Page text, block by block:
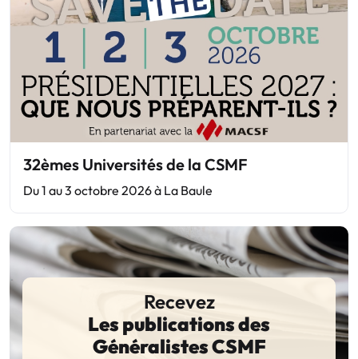
32èmes Universités de la CSMF
Du 1 au 3 octobre 2026 à La Baule
Recevez
Les publications des
Généralistes CSMF